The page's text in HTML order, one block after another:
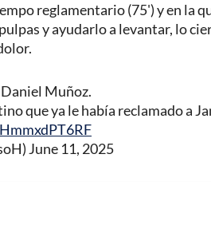
reglamentario (75') y en la
y ayudarlo a levantar, lo
Muñoz.
que ya le había reclamado a
June 11, 2025